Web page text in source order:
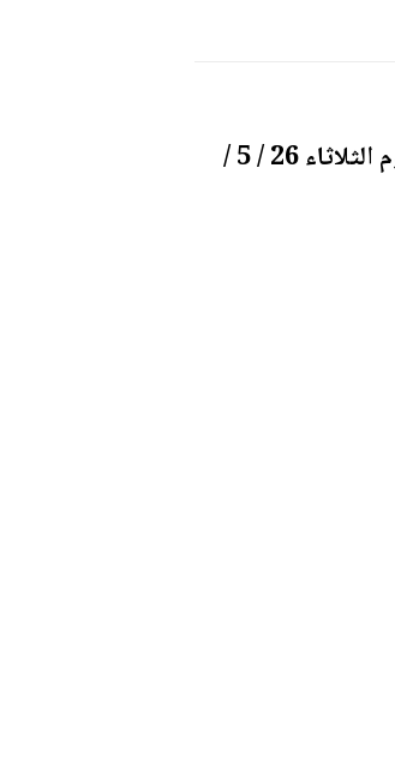
اعلنت المحكمة العليا السعودية ان الاثنين هو غرة شهر ذي الحجة والوقوف بعرفة يوم الثلاثاء 26 / 5 /